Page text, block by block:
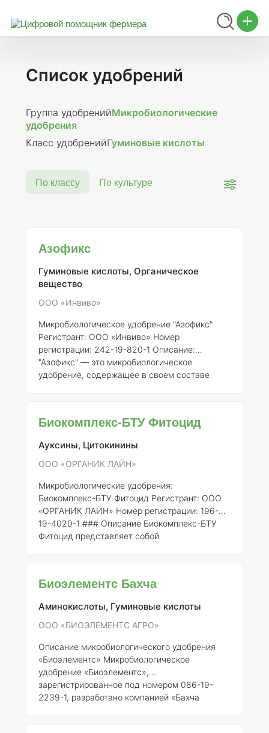
Список удобрений
Группа удобренийМикробиологические
удобрения
Класс удобренийГуминовые кислоты
По классу По культуре
Азофикс
Гуминовые кислоты, Органическое
вещество
ООО «Инвиво»
Микробиологическое удобрение "Азофикс"
Регистрант: ООО «Инвиво» Номер
регистрации: 242-19-820-1 Описание:
"Азофикс" — это микробиологическое
удобрение, содержащее в своем составе
повышения их устойчивости к
Применение в России:"Азофикс"
используется в сельском хозяйстве для
сельскохозяйственных культур. Оно находит
применение
Биокомплекс-БТУ Фитоцид
Ауксины, Цитокинины
ООО «ОРГАНИК ЛАЙН»
Микробиологические удобрения:
Биокомплекс-БТУ Фитоцид Регистрант: ООО
«ОРГАНИК ЛАЙН» Номер регистрации: 196-
19-4020-1 ### Описание Биокомплекс-БТУ
Фитоцид представляет собой
растений и увеличению их устойчивости к
среды. Данный продукт разрабатывается с
учетом современных агрономических
биологической активности почвы, что, в свою
очередь, спо
Биоэлементс Бахча
Аминокислоты, Гуминовые кислоты
ООО «БИОЭЛЕМЕНТС АГРО»
Описание микробиологического удобрения
«Биоэлементс»
удобрение «Биоэлементс»,
зарегистрированное под номером 086-19-
2239-1, разработано компанией «Бахча